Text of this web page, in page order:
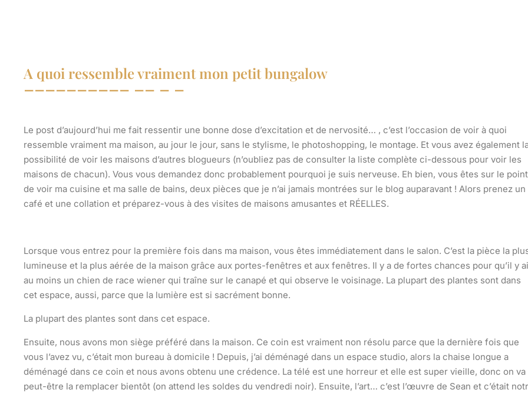
A quoi ressemble vraiment mon petit bungalow
Le post d’aujourd’hui me fait ressentir une bonne dose d’excitation et de nervosité… , c’est l’occasion de voir à quoi
ressemble vraiment ma maison, au jour le jour, sans le stylisme, le photoshopping, le montage. Et vous avez également
possibilité de voir les maisons d’autres blogueurs (n’oubliez pas de consulter la liste complète ci-dessous pour voir les
maisons de chacun). Vous vous demandez donc probablement pourquoi je suis nerveuse. Eh bien, vous êtes sur le point
de voir ma cuisine et ma salle de bains, deux pièces que je n’ai jamais montrées sur le blog auparavant ! Alors prenez un
café et une collation et préparez-vous à des visites de maisons amusantes et RÉELLES.
Lorsque vous entrez pour la première fois dans ma maison, vous êtes immédiatement dans le salon. C’est la pièce la
lumineuse et la plus aérée de la maison grâce aux portes-fenêtres et aux fenêtres. Il y a de fortes chances pour qu’il y
au moins un chien de race wiener qui traîne sur le canapé et qui observe le voisinage. La plupart des plantes sont dans
cet espace, aussi, parce que la lumière est si sacrément bonne.
La plupart des plantes sont dans cet espace.
Ensuite, nous avons mon siège préféré dans la maison. Ce coin est vraiment non résolu parce que la dernière fois que
vous l’avez vu, c’était mon bureau à domicile ! Depuis, j’ai déménagé dans un espace studio, alors la chaise longue a
déménagé dans ce coin et nous avons obtenu une crédence. La télé est une horreur et elle est super vieille, donc on va
peut-être la remplacer bientôt (on attend les soldes du vendredi noir). Ensuite, l’art… c’est l’œuvre de Sean et c’était